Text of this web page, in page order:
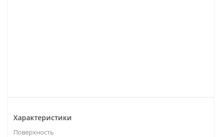
Характеристики
Поверхность